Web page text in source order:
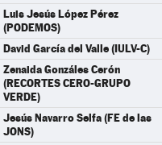
Luis Jesús López Pérez
(PODEMOS)
David García del Valle (IULV-C)
Zenaida Gonzáles Cerón
(RECORTES CERO-GRUPO
VERDE)
Jesús Navarro Selfa (FE de las
JONS)